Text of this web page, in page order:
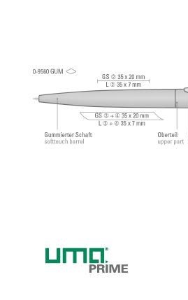
Norm. Die uma Tech Refill 1.0
angenehmes und weiches